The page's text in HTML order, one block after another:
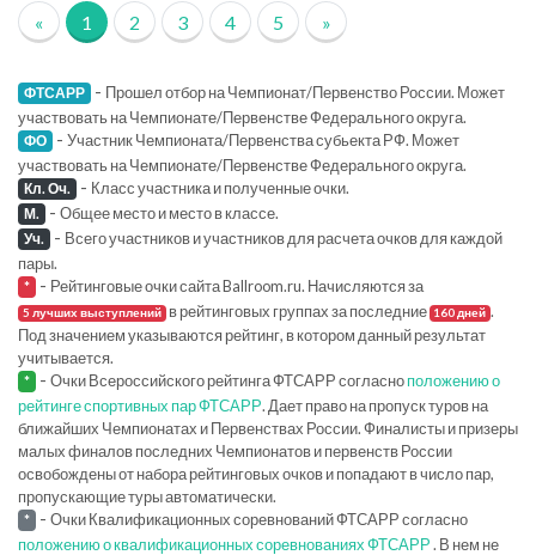
« 1 2 3 4 5 »
ФТСАРР - Прошел отбор на Чемпионат/Первенство России. Может
участвовать на Чемпионате/Первенстве Федерального округа.
ФО - Участник Чемпионата/Первенства субьекта РФ. Может
участвовать на Чемпионате/Первенстве Федерального округа.
Кл. Оч. - Класс участника и полученные очки.
М. - Общее место и место в классе.
Уч. - Всего участников и участников для расчета очков для каждой
пары.
* - Рейтинговые очки сайта Ballroom.ru. Начисляются за
5 лучших выступлений в рейтинговых группах за последние 160 дней .
Под значением указываются рейтинг, в котором данный результат
учитывается.
* - Очки Всероссийского рейтинга ФТСАРР согласноположению о
рейтинге спортивных пар ФТСАРР. Дает право на пропуск туров на
ближайших Чемпионатах и Первенствах России. Финалисты и призеры
малых финалов последних Чемпионатов и первенств России
освобождены от набора рейтинговых очков и попадают в число пар,
пропускающие туры автоматически.
* - Очки Квалификационных соревнований ФТСАРР согласно
положению о квалификационных соревнованиях ФТСАРР. В нем не